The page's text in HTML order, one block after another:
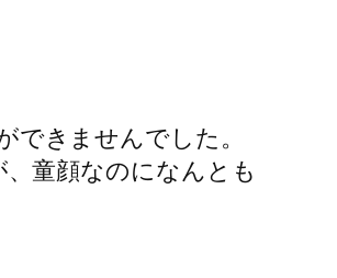
きませんでした。
童顔なのになんとも